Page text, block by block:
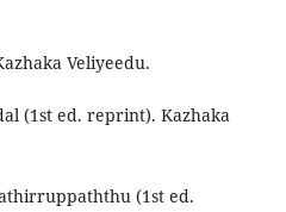
Veliyeedu.
(1st ed. reprint). Kazhaka
(1st ed.